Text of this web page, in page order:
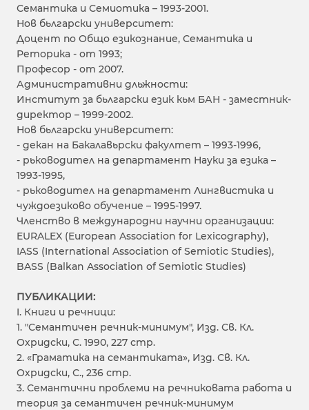
Семантика и Семиотика – 1993-2001.
Нов бьлгарски университет:
Доцент по Общо езикознание, Семантика и
Реторика - от 1993;
Професор - от 2007.
Административни дльжности:
Институт за бьлгарски език кьм БАН - заместник-
директор – 1999-2002.
Нов бьлгарски университет:
- декан на Бакалавьрски факултет – 1993-1996,
- рьководител на департамент Науки за езика –
1993-1995,
- рьководител на департамент Лингвистика и
чуждоезиково обучение – 1995-1997.
Членство в международни научни организации:
EURALEX (European Association for Lexicography),
IASS (International Association of Semiotic Studies),
BASS (Balkan Association of Semiotic Studies)
ПУБЛИКАЦИИ:
I. Книги и речници:
1. "Семантичен речник-минимум", Изд. Св. Кл.
Охридски, С. 1990, 227 стр.
2. «Граматика на семантиката», Изд. Св. Кл.
Охридски, С., 236 стр.
3. Семантични проблеми на речниковата работа и
теория за семантичен речник-минимум